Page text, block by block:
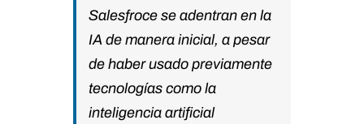
Salesfroce se adentran en la
IA de manera inicial, a pesar
de haber usado previamente
tecnologías como la
inteligencia artificial